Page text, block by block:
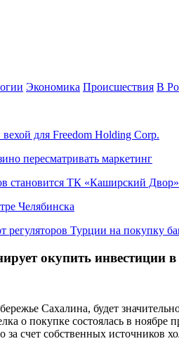
Экономика Происшествия В
для Freedom Holding Corp.
пересматривать маркетинг
становится ТК «Каширский Двор»
Челябинска
регуляторов Турции на покупку
окупить инвестиции
Сахалина, будет
о покупке состоялась в
счет собственных источников